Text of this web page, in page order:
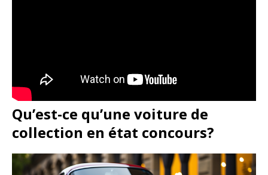
Qu’est-ce qu’une voiture de
collection en état concours?